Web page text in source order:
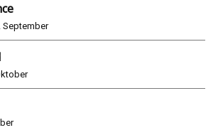
September